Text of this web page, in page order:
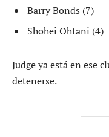
Barry Bonds (7)
Shohei Ohtani (4)
Judge ya está en ese
detenerse.